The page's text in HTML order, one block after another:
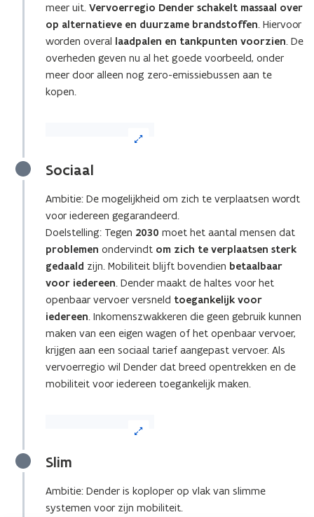
afbeelding
een
vergrote
weergave)
meer uit. Vervoerregio Dender schakelt massaal over
op alternatieve en duurzame brandstoffen. Hiervoor
worden overal laadpalen en tankpunten voorzien. De
overheden geven nu al het goede voorbeeld, onder
meer door alleen nog zero-emissiebussen aan te
kopen.
Sociaal
Ambitie: De mogelijkheid om zich te verplaatsen wordt
voor iedereen gegarandeerd.
afbeelding
een
vergrote
Doelstelling: Tegen 2030 moet het aantal mensen dat
problemen ondervindt om zich te verplaatsen sterk
gedaald zijn. Mobiliteit blijft bovendien betaalbaar
voor iedereen. Dender maakt de haltes voor het
openbaar vervoer versneld toegankelijk voor
iedereen. Inkomenszwakkeren die geen gebruik kunnen
maken van een eigen wagen of het openbaar vervoer,
krijgen aan een sociaal tarief aangepast vervoer. Als
vervoerregio wil Dender dat breed opentrekken en de
mobiliteit voor iedereen toegankelijk maken.
Slim
Ambitie: Dender is koploper op vlak van slimme
systemen voor zijn mobiliteit.